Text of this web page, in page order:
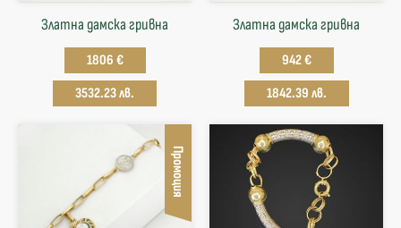
Златна дамска гривна
1806 €
3532.23 лв.
Златна дамска гривна
942 €
1842.39 лв.
Промоция